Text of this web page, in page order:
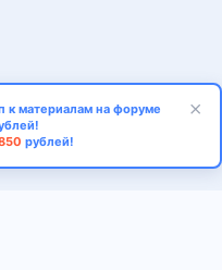
Политика конфиденциальности
к материалам на форуме
рублей!